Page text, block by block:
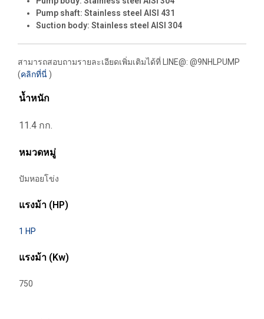
Pump shaft: Stainless steel AISI 431
Suction body: Stainless steel AISI 304
สามารถสอบถามรายละเอียดเพิ่มเติมได้ที่ LINE@: @9NHLPUMP
(คลิกที่นี่ )
น้ำหนัก
11.4 กก.
หมวดหมู่
ปัมหอยโข่ง
แรงม้า (HP)
1 HP
แรงม้า (Kw)
750